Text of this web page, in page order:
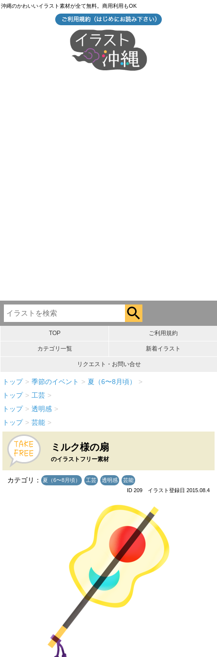
沖縄のかわいいイラスト素材が全て無料。商用利用もOK
TOP ご利用規約
カテゴリ一覧 新着イラスト
リクエスト・お問い合せ
トップ > 季節のイベント > 夏（6〜8月頃）
>
トップ > 工芸 >
トップ > 透明感 >
トップ > 芸能 >
ミルク様の扇
のイラストフリー素材
カテゴリ： 夏（6〜8月頃） 工芸 透明感
芸能
ID 209 イラスト登録日 2015.08.4